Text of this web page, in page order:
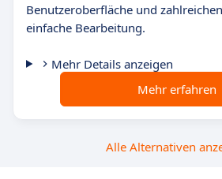
Benutzeroberfläche und
einfache Bearbeitung.
Mehr Details anzeigen
Mehr erfahren
Alle Alternativen